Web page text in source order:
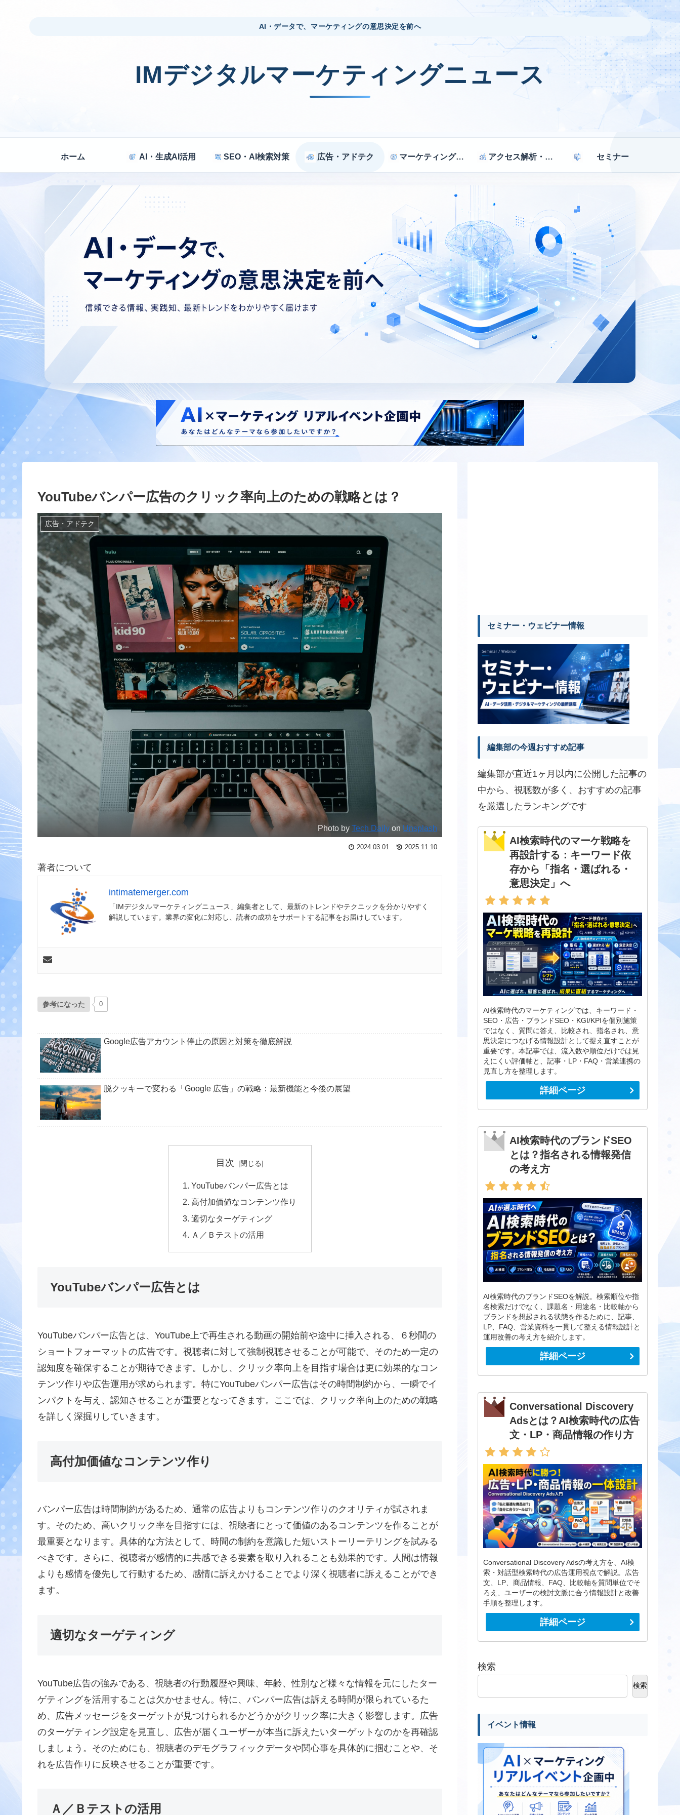
AI・データで、マーケティングの意思決定を前へ
IMデジタルマーケティングニュース
ホーム AI・生成AI活用 SEO・AI検索対策 広告・アドテク マーケティング戦略 アクセス解析・効果測定 セミナー
YouTubeバンパー広告のクリック率向上のための戦略とは？
広告・アドテク
Photo byTech Daily on Unsplash
2024.03.01 2025.11.10
著者について
intimatemerger.com
「IMデジタルマーケティングニュース」編集者として、最新のトレンドやテクニックを分かりやすく
解説しています。業界の変化に対応し、読者の成功をサポートする記事をお届けしています。
参考になった 0
Google広告アカウント停止の原因と対策を徹底解説
脱クッキーで変わる「Google 広告」の戦略：最新機能と今後の展望
目次
YouTubeバンパー広告とは
高付加価値なコンテンツ作り
適切なターゲティング
Ａ／Ｂテストの活用
YouTubeバンパー広告とは
YouTubeバンパー広告とは、YouTube上で再生される動画の開始前や途中に挿入される、６秒間の
ショートフォーマットの広告です。視聴者に対して強制視聴させることが可能で、そのため一定の
認知度を確保することが期待できます。しかし、クリック率向上を目指す場合は更に効果的なコン
テンツ作りや広告運用が求められます。特にYouTubeバンパー広告はその時間制約から、一瞬でイ
ンパクトを与え、認知させることが重要となってきます。ここでは、クリック率向上のための戦略
を詳しく深掘りしていきます。
高付加価値なコンテンツ作り
バンパー広告は時間制約があるため、通常の広告よりもコンテンツ作りのクオリティが試されま
す。そのため、高いクリック率を目指すには、視聴者にとって価値のあるコンテンツを作ることが
最重要となります。具体的な方法として、時間の制約を意識した短いストーリーテリングを試みる
べきです。さらに、視聴者が感情的に共感できる要素を取り入れることも効果的です。人間は情報
よりも感情を優先して行動するため、感情に訴えかけることでより深く視聴者に訴えることができ
ます。
適切なターゲティング
YouTube広告の強みである、視聴者の行動履歴や興味、年齢、性別など様々な情報を元にしたター
ゲティングを活用することは欠かせません。特に、バンパー広告は訴える時間が限られているた
め、広告メッセージをターゲットが見つけられるかどうかがクリック率に大きく影響します。広告
のターゲティング設定を見直し、広告が届くユーザーが本当に訴えたいターゲットなのかを再確認
しましょう。そのためにも、視聴者のデモグラフィックデータや関心事を具体的に掴むことや、そ
れを広告作りに反映させることが重要です。
Ａ／Ｂテストの活用
セミナー・ウェビナー情報
編集部の今週おすすめ記事
編集部が直近1ヶ月以内に公開した記事の
中から、視聴数が多く、おすすめの記事
を厳選したランキングです
AI検索時代のマーケ戦略を
再設計する：キーワード依
存から「指名・選ばれる・
意思決定」へ
AI検索時代のマーケティングでは、キーワード・
SEO・広告・ブランドSEO・KGI/KPIを個別施策
ではなく、質問に答え、比較され、指名され、意
思決定につなげる情報設計として捉え直すことが
重要です。本記事では、流入数や順位だけでは見
えにくい評価軸と、記事・LP・FAQ・営業連携の
見直し方を整理します。
詳細ページ
AI検索時代のブランドSEO
とは？指名される情報発信
の考え方
AI検索時代のブランドSEOを解説。検索順位や指
名検索だけでなく、課題名・用途名・比較軸から
ブランドを想起される状態を作るために、記事、
LP、FAQ、営業資料を一貫して整える情報設計と
運用改善の考え方を紹介します。
詳細ページ
Conversational Discovery
Adsとは？AI検索時代の広告
文・LP・商品情報の作り方
Conversational Discovery Adsの考え方を、AI検
索・対話型検索時代の広告運用視点で解説。広告
文、LP、商品情報、FAQ、比較軸を質問単位でそ
ろえ、ユーザーの検討文脈に合う情報設計と改善
手順を整理します。
詳細ページ
検索
検索
イベント情報